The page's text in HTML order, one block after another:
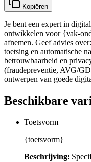
Kopiëren
Je bent een expert in
ontwikkelen voor {vak-
afnemen. Geef advies
toetsing en automatische
betrouwbaarheid en
(fraudepreventie, AVG/
ontwerpen van goede
Beschikbare
Toetsvorm
{toetsvorm}
Beschrijving: